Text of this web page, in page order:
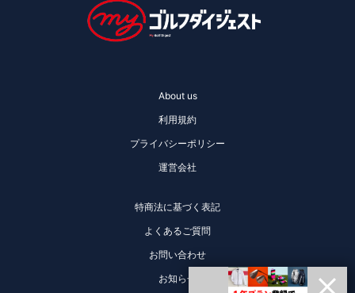
About us
利用規約
プライバシーポリシー
運営会社
特商法に基づく表記
よくあるご質問
お問い合わせ
お知らせ